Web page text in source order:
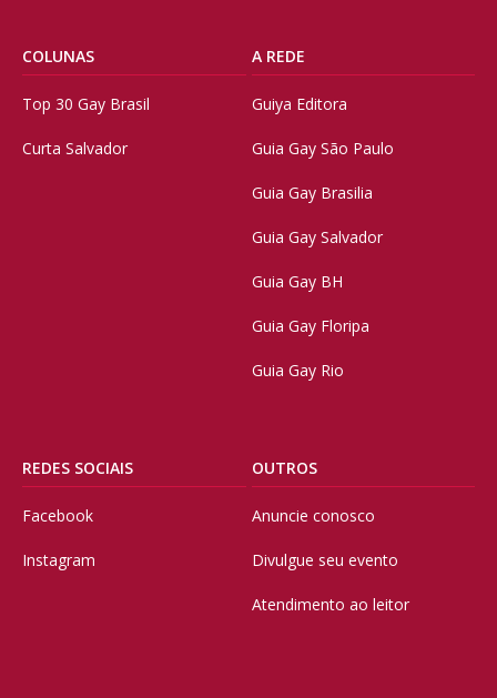
COLUNAS
Top 30 Gay Brasil
Curta Salvador
A REDE
Guiya Editora
Guia Gay São Paulo
Guia Gay Brasilia
Guia Gay Salvador
Guia Gay BH
Guia Gay Floripa
Guia Gay Rio
REDES SOCIAIS
Facebook
Instagram
OUTROS
Anuncie conosco
Divulgue seu evento
Atendimento ao leitor